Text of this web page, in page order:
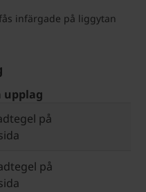
infärgade på liggytan
upplag
på
på